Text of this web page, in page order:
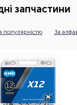
запчастини
популярністю За